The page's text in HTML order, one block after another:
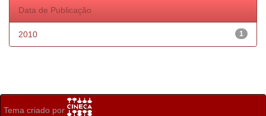
Data de Publicação
1
2010
Tema criado por